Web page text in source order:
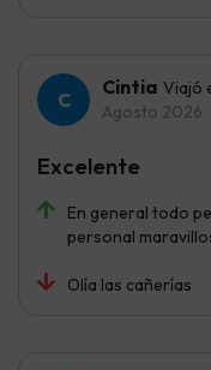
Cintia Viajó
Agosto 2026
En general todo
personal
Olía las cañerías
Excelente